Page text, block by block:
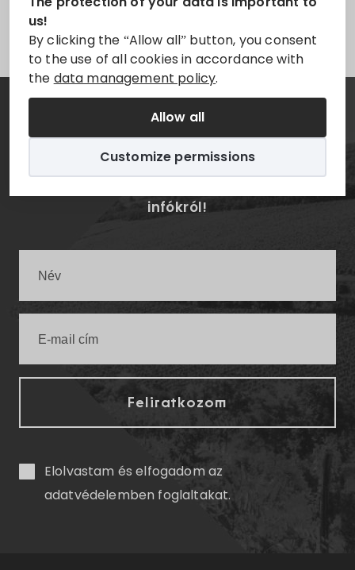
us!
By clicking the “Allow all” button, you consent
to the use of all cookies in accordance with
the data management policy.
Allow all
Customize permissions
Sorry, this entry is only available in Magyar
Hírlevél
infókról!
Elolvastam és elfogadom az
adatvédelemben foglaltakat.